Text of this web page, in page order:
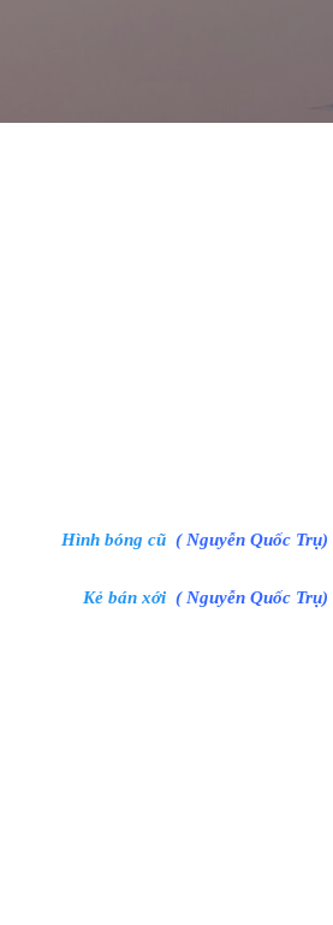
Hình bóng cũ ( Nguyễn Quốc Trụ)
Kẻ bán xới ( Nguyễn Quốc Trụ)